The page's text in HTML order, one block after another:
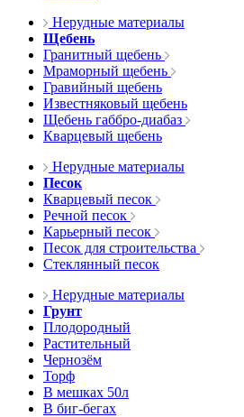
Нерудные материалы
Щебень
Гранитный щебень
Мраморный щебень
Гравийный щебень
Известняковый щебень
Щебень габбро-диабаз
Кварцевый щебень
Нерудные материалы
Песок
Кварцевый песок
Речной песок
Карьерный песок
Песок для строительства
Стеклянный песок
Нерудные материалы
Грунт
Плодородный
Растительный
Чернозём
Торф
В мешках 50л
В биг-бегах